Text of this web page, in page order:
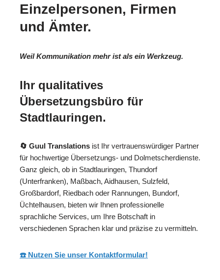
Einzelpersonen, Firmen
und Ämter.
Weil Kommunikation mehr ist als ein Werkzeug.
Ihr qualitatives
Übersetzungsbüro für
Stadtlauringen.
🔄 Guul Translations ist Ihr vertrauenswürdiger Partner
für hochwertige Übersetzungs- und Dolmetscherdienste.
Ganz gleich, ob in Stadtlauringen, Thundorf
(Unterfranken), Maßbach, Aidhausen, Sulzfeld,
Großbardorf, Riedbach oder Rannungen, Bundorf,
Üchtelhausen, bieten wir Ihnen professionelle
sprachliche Services, um Ihre Botschaft in
verschiedenen Sprachen klar und präzise zu vermitteln.
☎️ Nutzen Sie unser Kontaktformular!